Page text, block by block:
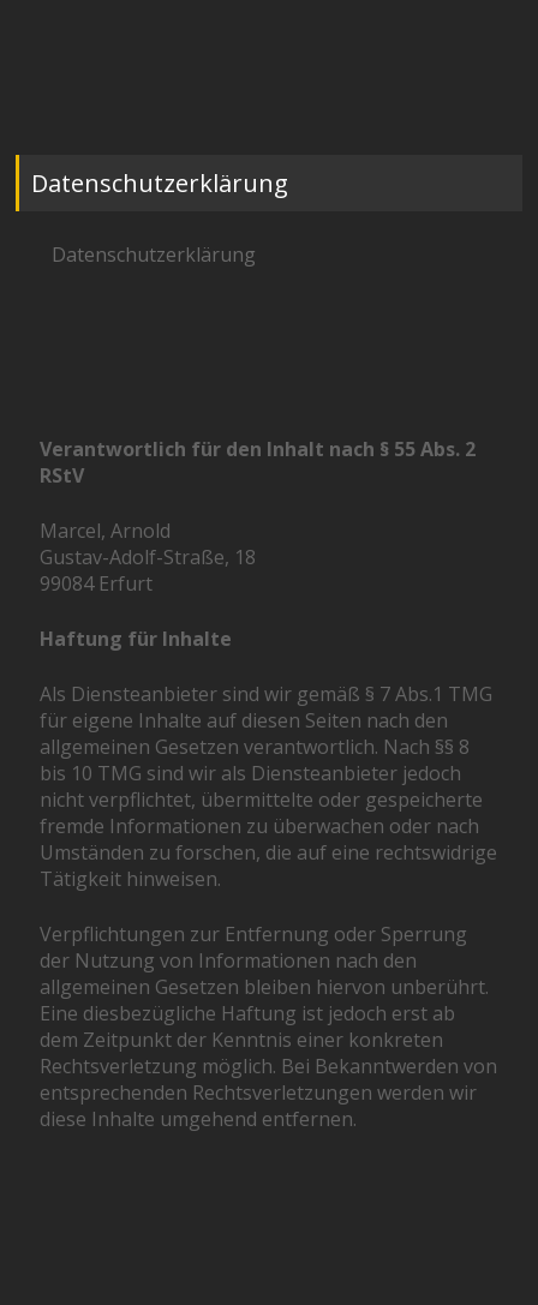
Datenschutzerklärung
Datenschutzerklärung
Verantwortlich für den Inhalt nach § 55 Abs. 2
RStV
Marcel, Arnold
Gustav-Adolf-Straße, 18
99084 Erfurt
Haftung für Inhalte
Als Diensteanbieter sind wir gemäß § 7 Abs.1 TMG
für eigene Inhalte auf diesen Seiten nach den
allgemeinen Gesetzen verantwortlich. Nach §§ 8
bis 10 TMG sind wir als Diensteanbieter jedoch
nicht verpflichtet, übermittelte oder gespeicherte
fremde Informationen zu überwachen oder nach
Umständen zu forschen, die auf eine rechtswidrige
Tätigkeit hinweisen.
Verpflichtungen zur Entfernung oder Sperrung
der Nutzung von Informationen nach den
allgemeinen Gesetzen bleiben hiervon unberührt.
Eine diesbezügliche Haftung ist jedoch erst ab
dem Zeitpunkt der Kenntnis einer konkreten
Rechtsverletzung möglich. Bei Bekanntwerden von
entsprechenden Rechtsverletzungen werden wir
diese Inhalte umgehend entfernen.